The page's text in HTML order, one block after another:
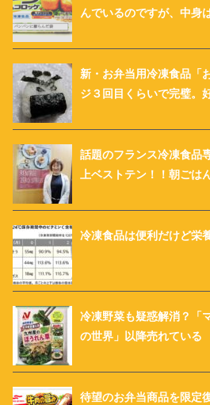
んでいるのですが、中身
新・お弁当用冷凍食品「
ジ３回目くらいで完璧。
話題のフランス冷凍食品
上ベストテン！！朝ごは
冷凍食品は便利だけど栄
冷凍野菜も疑惑解消？「
の世界」以降売れている
待望のお弁当商品を限定